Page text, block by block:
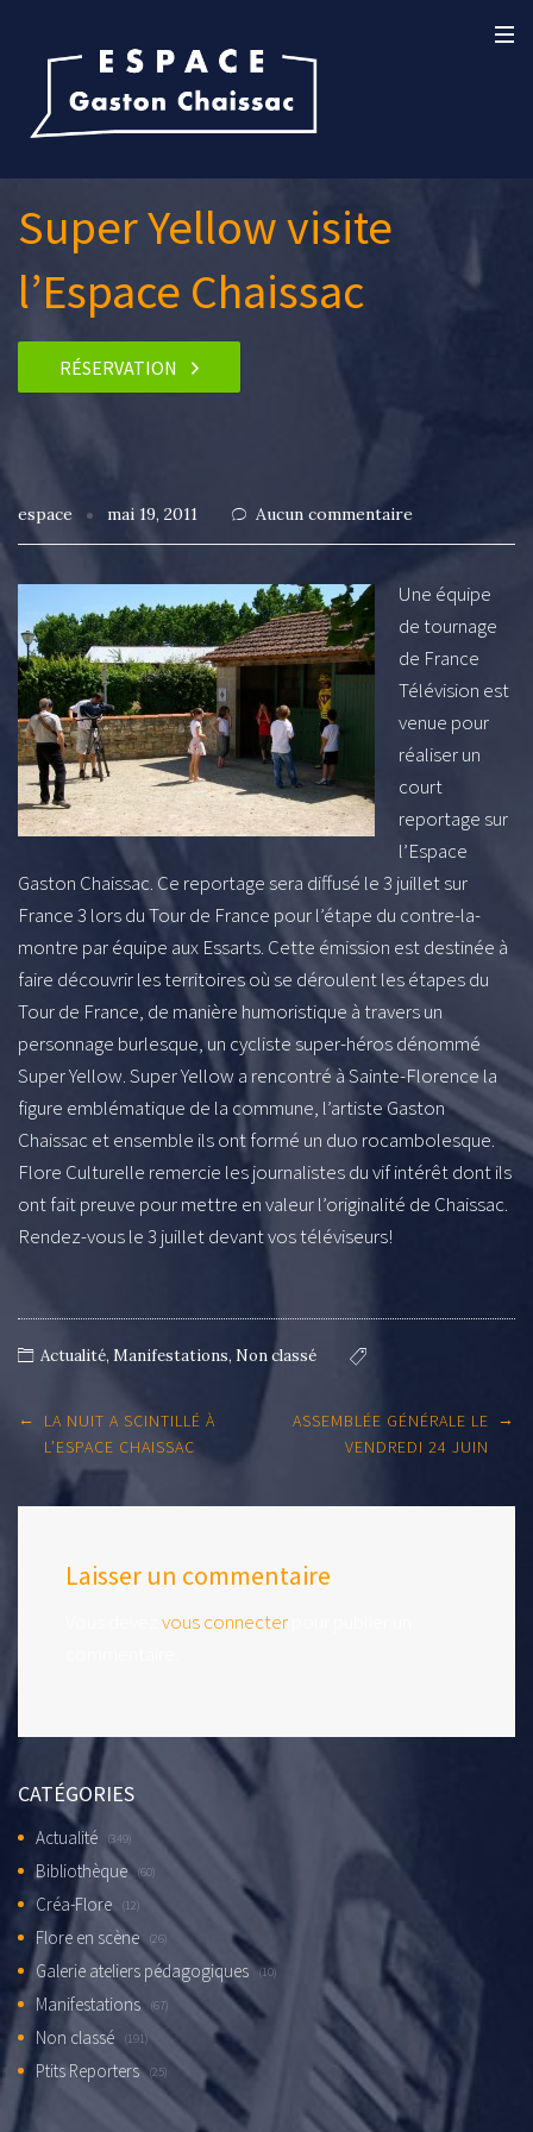
Super Yellow visite
l’Espace Chaissac
RÉSERVATION
espace mai 19, 2011 Aucun commentaire
Une équipe
de tournage
de France
Télévision est
venue pour
réaliser un
court
reportage sur
l’Espace
Gaston Chaissac. Ce reportage sera diffusé le 3 juillet sur
France 3 lors du Tour de France pour l’étape du contre-la-
montre par équipe aux Essarts. Cette émission est destinée à
faire découvrir les territoires où se déroulent les étapes du
Tour de France, de manière humoristique à travers un
personnage burlesque, un cycliste super-héros dénommé
Super Yellow. Super Yellow a rencontré à Sainte-Florence la
figure emblématique de la commune, l’artiste Gaston
Chaissac et ensemble ils ont formé un duo rocambolesque.
Flore Culturelle remercie les journalistes du vif intérêt dont ils
ont fait preuve pour mettre en valeur l’originalité de Chaissac.
Rendez-vous le 3 juillet devant vos téléviseurs!
Actualité, Manifestations, Non classé
Post
navigation
←
LA NUIT A SCINTILLÉ À
L’ESPACE CHAISSAC
ASSEMBLÉE GÉNÉRALE LE
VENDREDI 24 JUIN
→
Laisser un commentaire
vous connecter
CATÉGORIES
Actualité (349)
Bibliothèque (60)
Créa-Flore (12)
Flore en scène (26)
Galerie ateliers pédagogiques (10)
Manifestations (67)
Non classé (191)
Ptits Reporters (25)